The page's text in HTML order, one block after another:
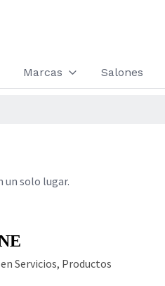
Marcas Salones
un solo lugar.
Servicios, Productos